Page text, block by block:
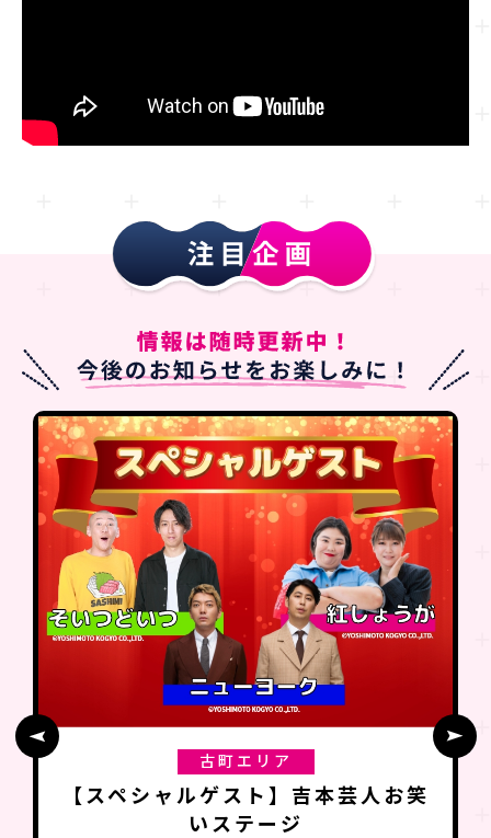
古町エリア
【スペシャルゲスト】吉本芸人お笑
いステージ